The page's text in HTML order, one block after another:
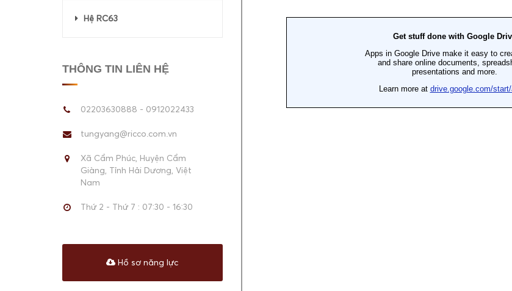
Hệ RC63
THÔNG TIN LIÊN HỆ
02203630888 - 0912022433
tungyang@ricco.com.vn
Xã Cẩm Phúc, Huyện Cẩm
Giàng, Tỉnh Hải Dương, Việt
Nam
Thứ 2 - Thứ 7 : 07:30 - 16:30
Hồ sơ năng lực